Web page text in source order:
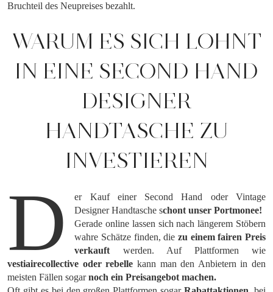
Bruchteil des Neupreises bezahlt.
WARUM ES SICH LOHNT
IN EINE SECOND HAND
DESIGNER
HANDTASCHE ZU
INVESTIEREN
D
er Kauf einer Second Hand oder Vintage
Designer Handtasche schont unser Portmonee!
Gerade online lassen sich nach längerem Stöbern
wahre Schätze finden, diezu einem fairen Preis
verkauft werden. Auf Plattformen wie
vestiairecollective oder rebelle kann man den Anbietern in den
meisten Fällen sogarnoch ein Preisangebot machen.